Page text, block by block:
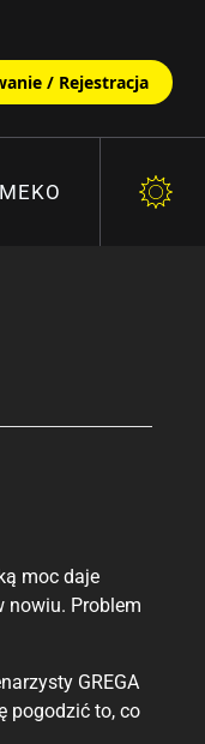
/ Rejestracja
MEKO
moc daje
nowiu. Problem
GREGA
pogodzić to, co